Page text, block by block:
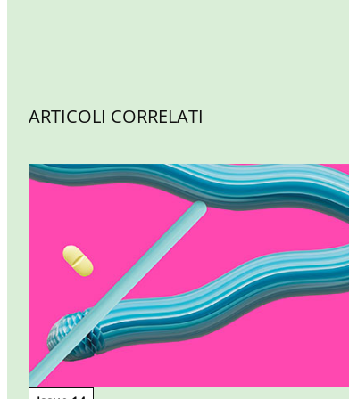
ARTICOLI CORRELATI